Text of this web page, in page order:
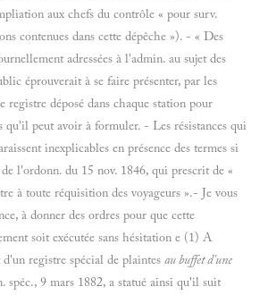
aux chefs du contrôle « pour surv.
contenues dans cette dépêche »). - « Des
adressées à l'admin. au sujet des
éprouverait à se faire présenter, par les
registre déposé dans chaque station pour
qu'il peut avoir à formuler. - Les résistances qui
inexplicables en présence des termes si
l'ordonn. du 15 nov. 1846, qui prescrit de «
à toute réquisition des voyageurs ».- Je vous
à donner des ordres pour que cette
soit exécutée sans hésitation e (1) A
registre spécial de plaintes au buffet d'une
spéc., 9 mars 1882, a statué ainsi qu'il suit